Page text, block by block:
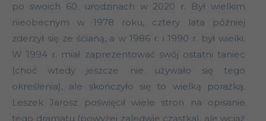
po swoich 60. urodzinach w 2020 r. Był wielkim
nieobecnym w 1978 roku, cztery lata później
zderzył się ze ścianą, a w 1986 r. i 1990 r. był wielki.
W 1994 r. miał zaprezentować swój ostatni taniec
(choć wtedy jeszcze nie używało się tego
określenia), ale skończyło się to wielką porażką.
Leszek Jarosz poświęcił wiele stron na opisanie
tego dramatu (powyżej zaledwie cząstka), ale wciąż